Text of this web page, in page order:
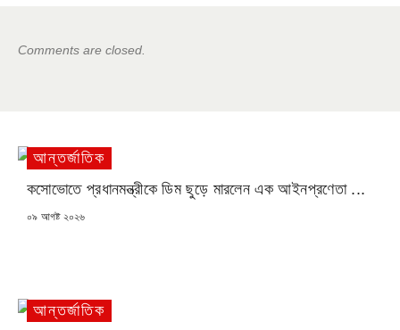
Comments are closed.
আন্তর্জাতিক
কসোভোতে প্রধানমন্ত্রীকে ডিম ছুড়ে মারলেন এক আইনপ্রণেতা ...
POSTED
০৯ আগষ্ট ২০২৬
আন্তর্জাতিক